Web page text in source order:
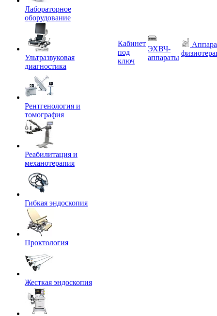
Лабораторное
оборудование
Ультразвуковая
диагностика
Рентгенология и
томография
Реабилитация и
механотерапия
Гибкая эндоскопия
Проктология
Жесткая эндоскопия
Кабинет
под
ключ
ЭХВЧ-
аппараты